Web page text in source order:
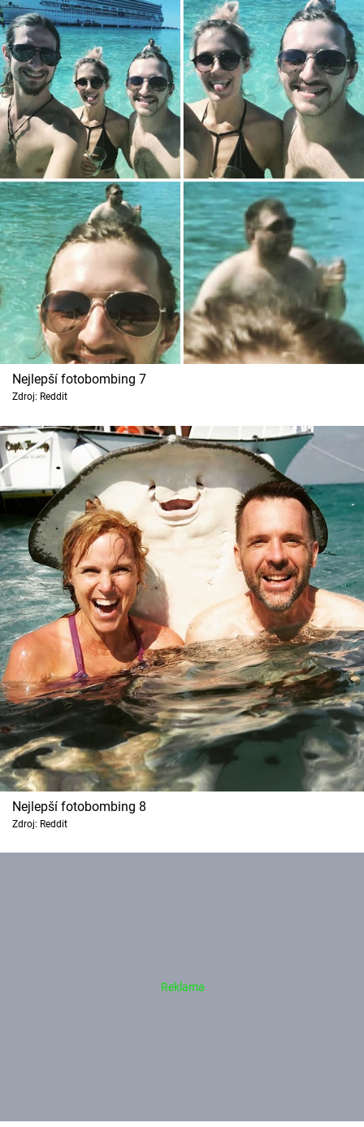
Nejlepší fotobombing 7
Zdroj: Reddit
Nejlepší fotobombing 8
Zdroj: Reddit